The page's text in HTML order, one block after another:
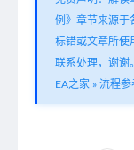
例》章节来源于
标错或文章所使
联系处理，谢谢。
EA之家 » 流程参